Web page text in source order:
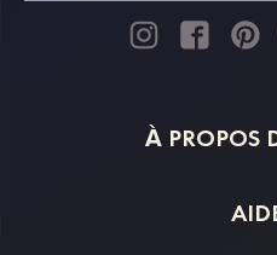
À PROPOS